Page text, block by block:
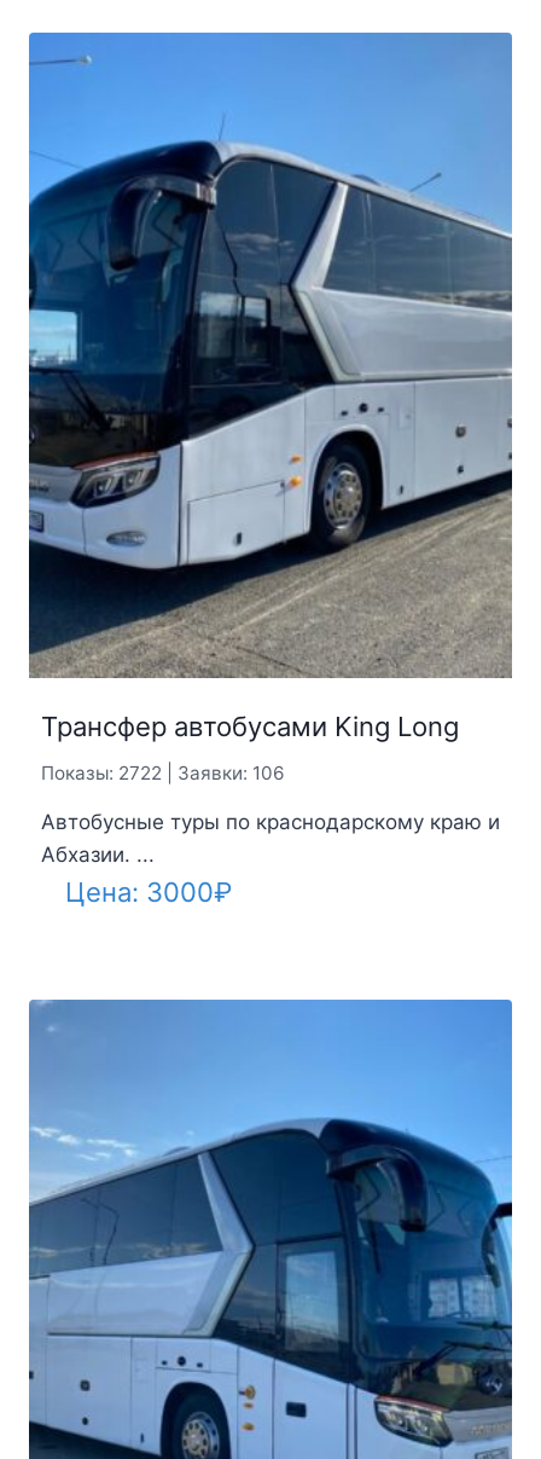
Трансфер автобусами King Long
Показы: 2722 | Заявки: 106
Автобусные туры по краснодарскому краю и
Абхазии. ...
Цена: 3000₽